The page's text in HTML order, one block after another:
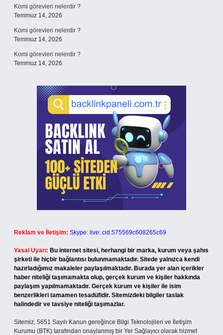
Komi görevleri nelerdir ?
Temmuz 14, 2026
Komi görevleri nelerdir ?
Temmuz 14, 2026
Komi görevleri nelerdir ?
Temmuz 14, 2026
Reklam ve İletişim: Skype: live:.cid.575569c608265c69
Yasal Uyarı: Bu internet sitesi, herhangi bir marka, kurum veya şahıs
şirketi ile hiçbir bağlantısı bulunmamaktadır. Sitede yalnızca kendi
hazırladığımız makaleler paylaşılmaktadır. Burada yer alan içerikler
haber niteliği taşımamakta olup, gerçek kurum ve kişiler hakkında
paylaşım yapılmamaktadır. Gerçek kurum ve kişiler ile isim
benzerlikleri tamamen tesadüfidir. Sitemizdeki bilgiler taslak
halindedir ve tavsiye niteliği taşımazlar.
Sitemiz, 5651 Sayılı Kanun gereğince Bilgi Teknolojileri ve İletişim
Kurumu (BTK) tarafından onaylanmış bir Yer Sağlayıcı olarak hizmet